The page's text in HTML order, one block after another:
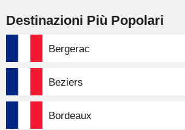
Destinazioni Più Popolari
Bergerac
Beziers
Bordeaux